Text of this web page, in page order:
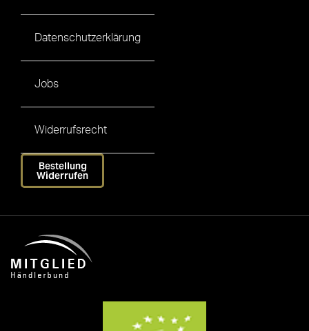
Datenschutzerklärung
Jobs
Widerrufsrecht
Bestellung
Widerrufen